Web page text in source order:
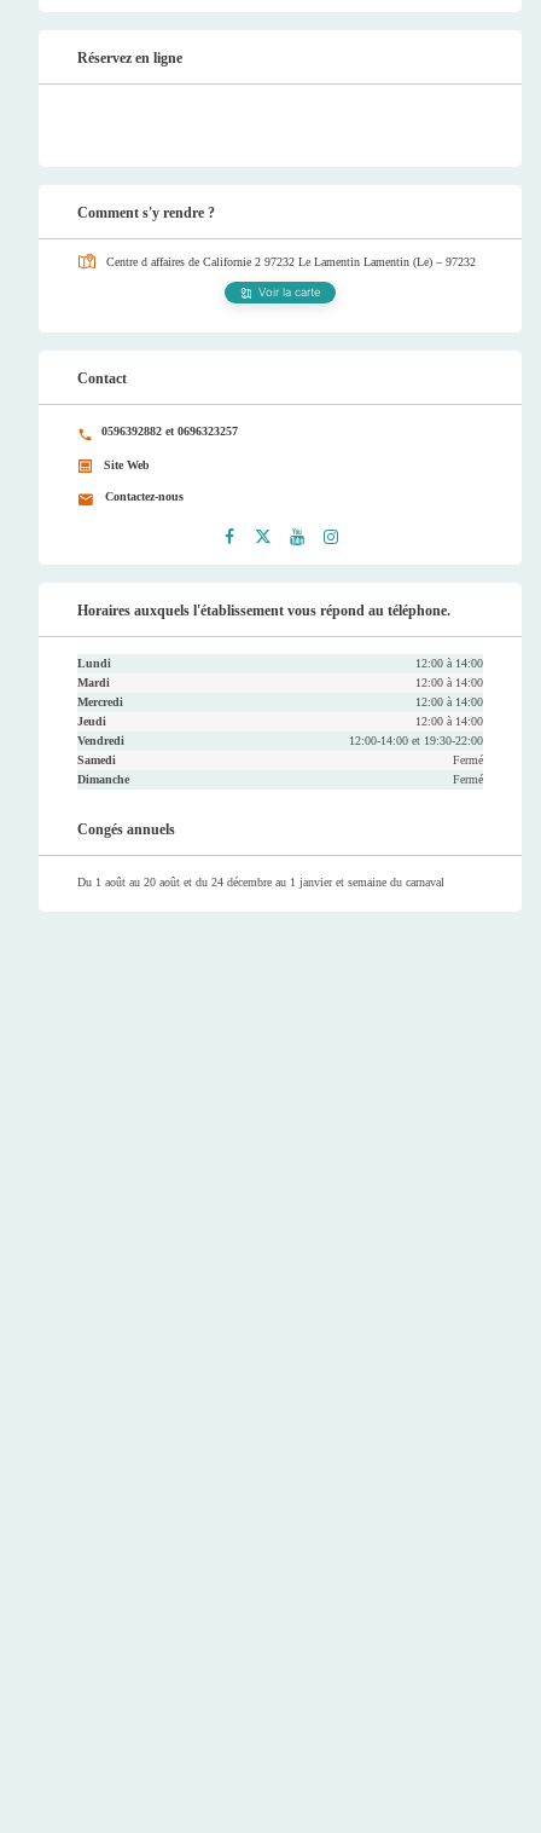
Réservez en ligne
Comment s'y rendre ?
Centre d affaires de Californie 2 97232 Le Lamentin Lamentin (Le) – 97232
Voir la carte
Contact
0596392882 et 0696323257
Site Web
Contactez-nous
ook
er
be
ram
Horaires auxquels l'établissement vous répond au téléphone.
Lundi
12:00 à 14:00
Mardi
12:00 à 14:00
Mercredi
12:00 à 14:00
Jeudi
12:00 à 14:00
Vendredi
12:00-14:00 et 19:30-22:00
Samedi
Fermé
Dimanche
Fermé
Congés annuels
Du 1 août au 20 août et du 24 décembre au 1 janvier et semaine du carnaval